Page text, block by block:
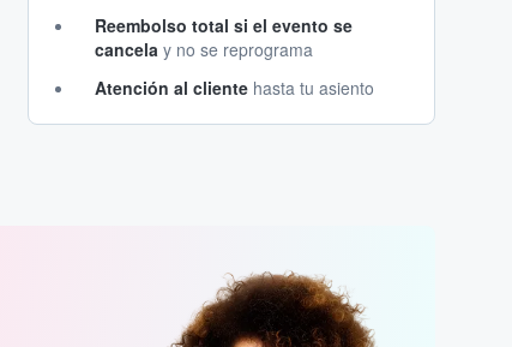
Reembolso total si el evento se
cancela y no se reprograma
Atención al cliente hasta tu asiento